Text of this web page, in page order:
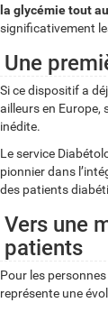
la glycémie tout
significativement
Une
Si ce dispositif a
ailleurs en Europe,
inédite.
Le service
pionnier dans
des patients
Vers une
patients
Pour les
représente une